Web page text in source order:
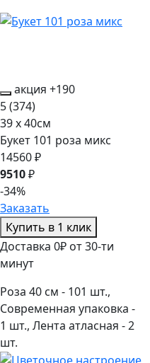
акция +190
5(374)
39 x 40см
Букет 101 роза микс
14560 ₽
9510₽
-34%
Заказать
Купить в 1 клик
Доставка 0₽ от 30-ти
минут
Роза 40 см - 101 шт.,
Современная упаковка -
1 шт., Лента атласная - 2
шт.